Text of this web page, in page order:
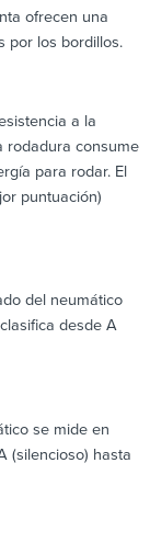
ofrecen una
por los bordillos.
a la
rodadura consume
para rodar. El
puntuación)
del neumático
desde A
se mide en
(silencioso) hasta